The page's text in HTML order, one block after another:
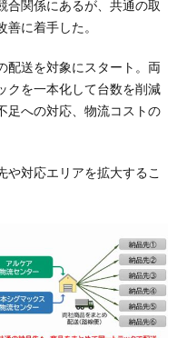
合関係にあるが、共通の取
に着手した。
配送を対象にスタート。両
クを一本化して台数を削減
足への対応、物流コストの
や対応エリアを拡大するこ